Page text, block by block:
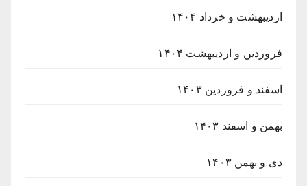
اردیبهشت و خرداد ۱۴۰۴
فروردین و اردیبهشت ۱۴۰۴
اسفند و فروردین ۱۴۰۳
بهمن و اسفند ۱۴۰۳
دی و بهمن ۱۴۰۳